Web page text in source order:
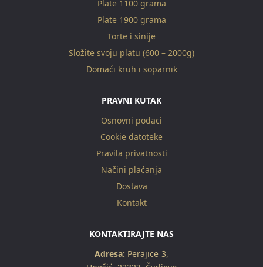
Plate 1100 grama
Plate 1900 grama
Torte i sinije
Složite svoju platu (600 – 2000g)
Domaći kruh i soparnik
PRAVNI KUTAK
Osnovni podaci
Cookie datoteke
Pravila privatnosti
Načini plaćanja
Dostava
Kontakt
KONTAKTIRAJTE NAS
Adresa: Perajice 3,